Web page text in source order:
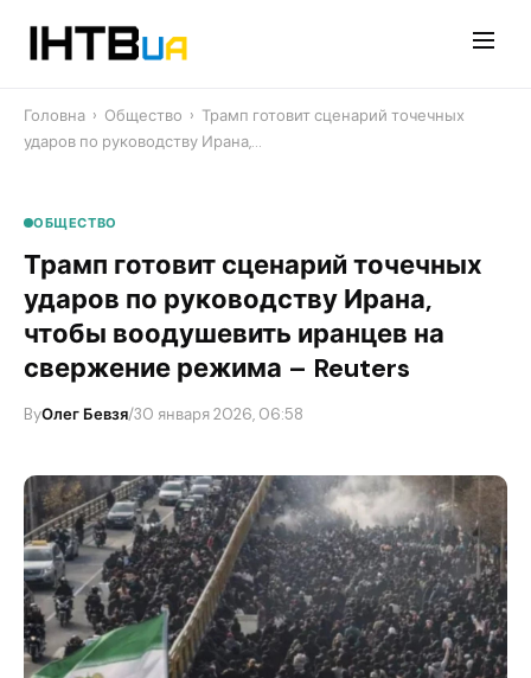
Головна › Общество › Трамп готовит сценарий точечных
ударов по руководству Ирана,…
ОБЩЕСТВО
Трамп готовит сценарий точечных
ударов по руководству Ирана,
чтобы воодушевить иранцев на
свержение режима – Reuters
ByОлег Бевзя/30 января 2026, 06:58